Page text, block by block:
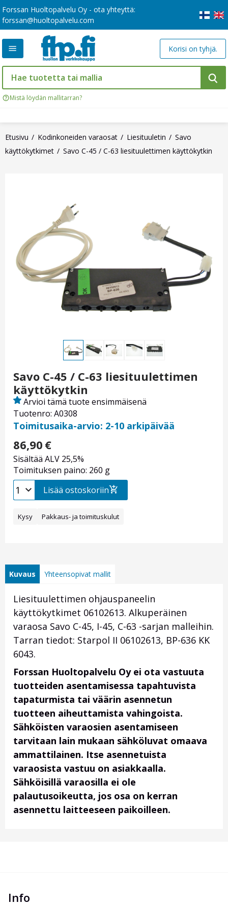
Forssan Huoltopalvelu Oy - ota yhteyttä:
forssan@huoltopalvelu.com
Mistä löydän mallitarran?
Korisi on tyhjä.
Etusivu Kodinkoneiden varaosat Liesituuletin
Savo
käyttökytkimet
Savo C-45 / C-63 liesituulettimen käyttökytkin
Savo C-45 / C-63 liesituulettimen
käyttökytkin
Tuotenro: A0308
Arvioi tämä tuote ensimmäisenä
Toimitusaika-arvio: 2-10 arkipäivää
86,90 €
Sisältää ALV 25,5%
Toimituksen paino: 260 g
Lisää ostoskoriin
Kysy Pakkaus- ja toimituskulut
Kuvaus Yhteensopivat mallit
Liesituulettimen ohjauspaneelin
käyttökytkimet 06102613. Alkuperäinen
varaosa Savo C-45, I-45, C-63 -sarjan malleihin.
Tarran tiedot: Starpol II 06102613, BP-636 KK
6043.
Forssan Huoltopalvelu Oy ei ota vastuuta
tuotteiden asentamisessa tapahtuvista
tapaturmista tai väärin asennetun
tuotteen aiheuttamista vahingoista.
Sähköisten varaosien asentamiseen
tarvitaan lain mukaan sähköluvat omaava
ammattilainen. Itse asennetuista
varaosista vastuu on asiakkaalla.
Sähköisillä varaosilla ei ole
palautusoikeutta, jos osa on kerran
asennettu laitteeseen paikoilleen.
Info